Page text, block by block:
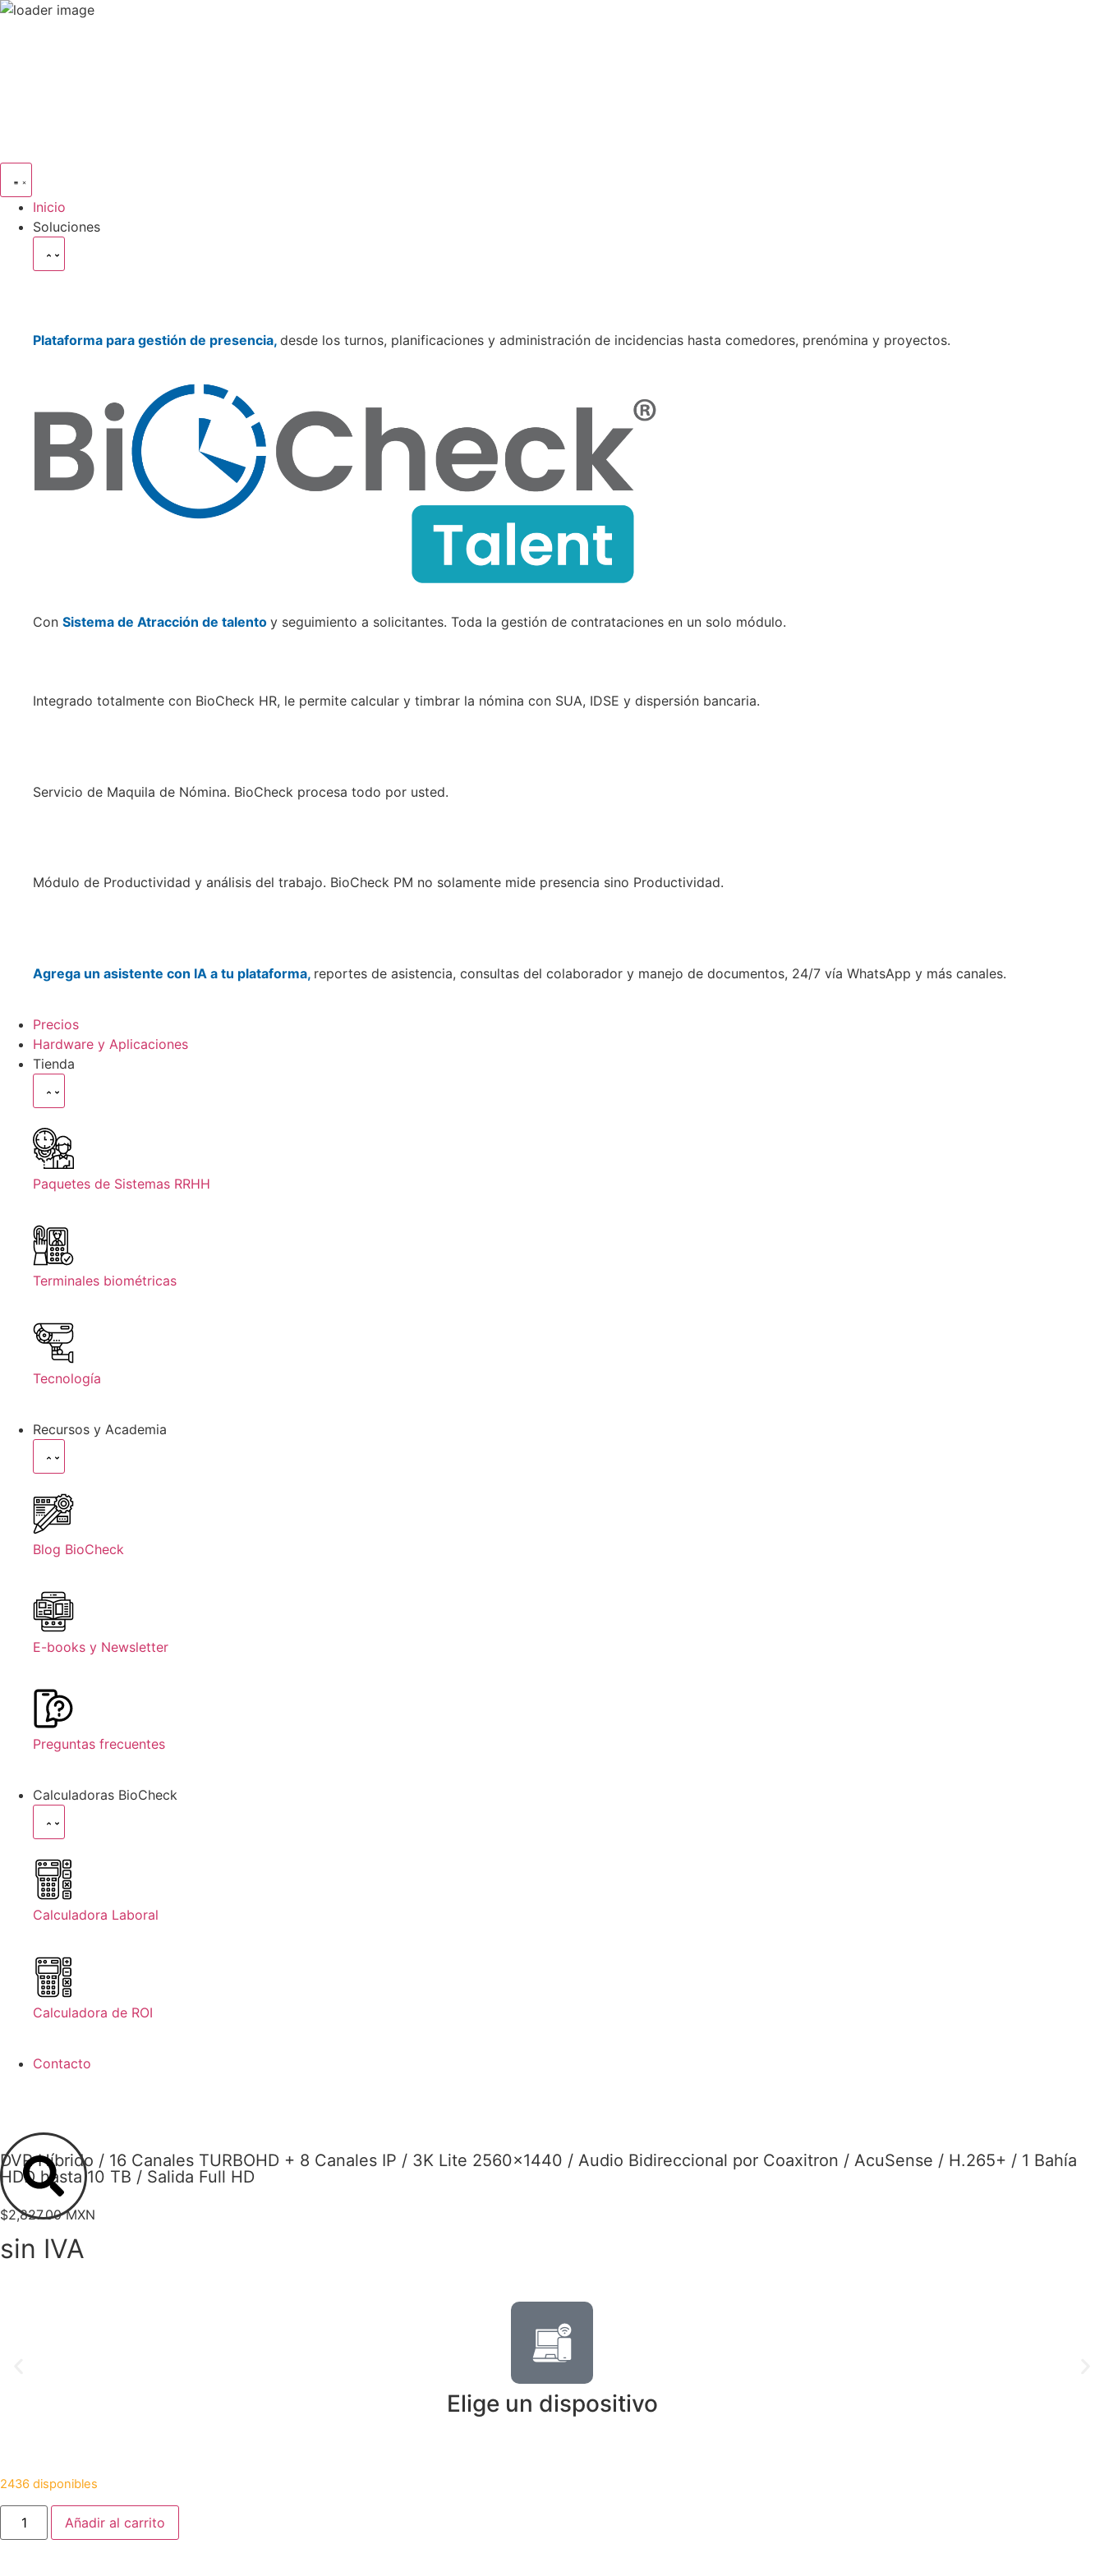
Inicio
Soluciones
Plataforma para gestión de presencia, desde los turnos, planificaciones y administración de incidencias hasta comedores, prenómina y proyectos.
Con Sistema de Atracción de talento y seguimiento a solicitantes. Toda la gestión de contrataciones en un solo módulo.
Integrado totalmente con BioCheck HR, le permite calcular y timbrar la nómina con SUA, IDSE y dispersión bancaria.
Servicio de Maquila de Nómina. BioCheck procesa todo por usted.
Módulo de Productividad y análisis del trabajo. BioCheck PM no solamente mide presencia sino Productividad.
Agrega un asistente con IA a tu plataforma, reportes de asistencia, consultas del colaborador y manejo de documentos, 24/7 vía WhatsApp y más canales.
Precios
Hardware y Aplicaciones
Tienda
Paquetes de Sistemas RRHH
Terminales biométricas
Tecnología
Recursos y Academia
Blog BioCheck
E-books y Newsletter
Preguntas frecuentes
Calculadoras BioCheck
Calculadora Laboral
Calculadora de ROI
Contacto
DVR Híbrido / 16 Canales TURBOHD + 8 Canales IP / 3K Lite 2560×1440 / Audio Bidireccional por Coaxitron / AcuSense / H.265+ / 1 Bahía
HDD hasta 10 TB / Salida Full HD
$2,827.00 MXN
sin IVA
Elige un dispositivo
2436 disponibles
Añadir al carrito